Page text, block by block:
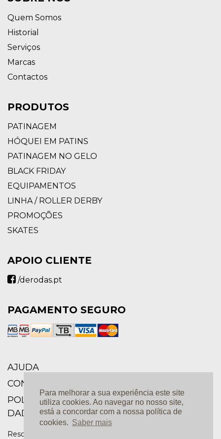
Para melhorar a sua experiência este site
utiliza cookies. Ao navegar no nosso site,
está a concordar com a nossa política de
cookies. Saber mais
Quem Somos
Historial
Serviços
Marcas
Contactos
PRODUTOS
PATINAGEM
HÓQUEI EM PATINS
PATINAGEM NO GELO
BLACK FRIDAY
EQUIPAMENTOS
LINHA / ROLLER DERBY
PROMOÇÕES
SKATES
APOIO CLIENTE
/derodas.pt
PAGAMENTO SEGURO
AJUDA
CONDIÇÕES GERAIS
POLÍTICA DE PRIVACIDADE E PROTEÇÃO DE
DADOS
Resolução de Conflitos |